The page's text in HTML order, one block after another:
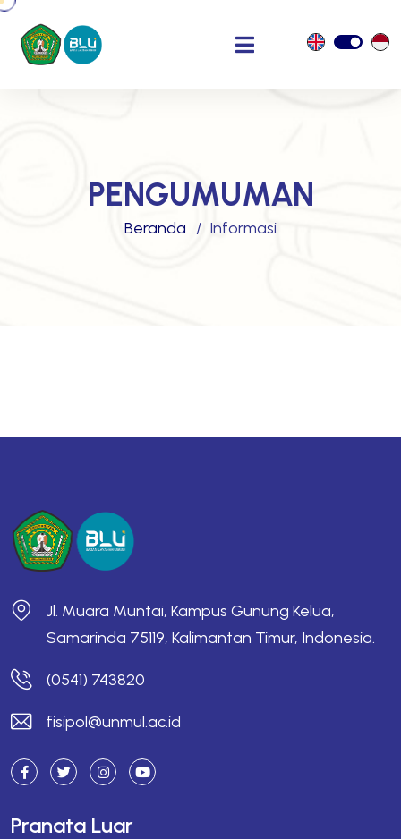
PENGUMUMAN
Beranda Informasi
Jl. Muara Muntai, Kampus Gunung Kelua,
Samarinda 75119, Kalimantan Timur, Indonesia.
(0541) 743820
fisipol@unmul.ac.id
Pranata Luar